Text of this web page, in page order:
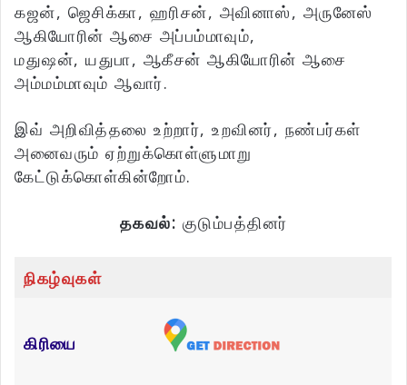
கஜன், ஜெசிக்கா, ஹரிசன், அவினாஸ், அருனேஸ்
ஆகியோரின் ஆசை அப்பம்மாவும்,
மதுஷன், யதுபா, ஆகீசன் ஆகியோரின் ஆசை
அம்மம்மாவும் ஆவார்.
இவ் அறிவித்தலை உற்றார், உறவினர், நண்பர்கள்
அனைவரும் ஏற்றுக்கொள்ளுமாறு
கேட்டுக்கொள்கின்றோம்.
தகவல்: குடும்பத்தினர்
நிகழ்வுகள்
கிரியை